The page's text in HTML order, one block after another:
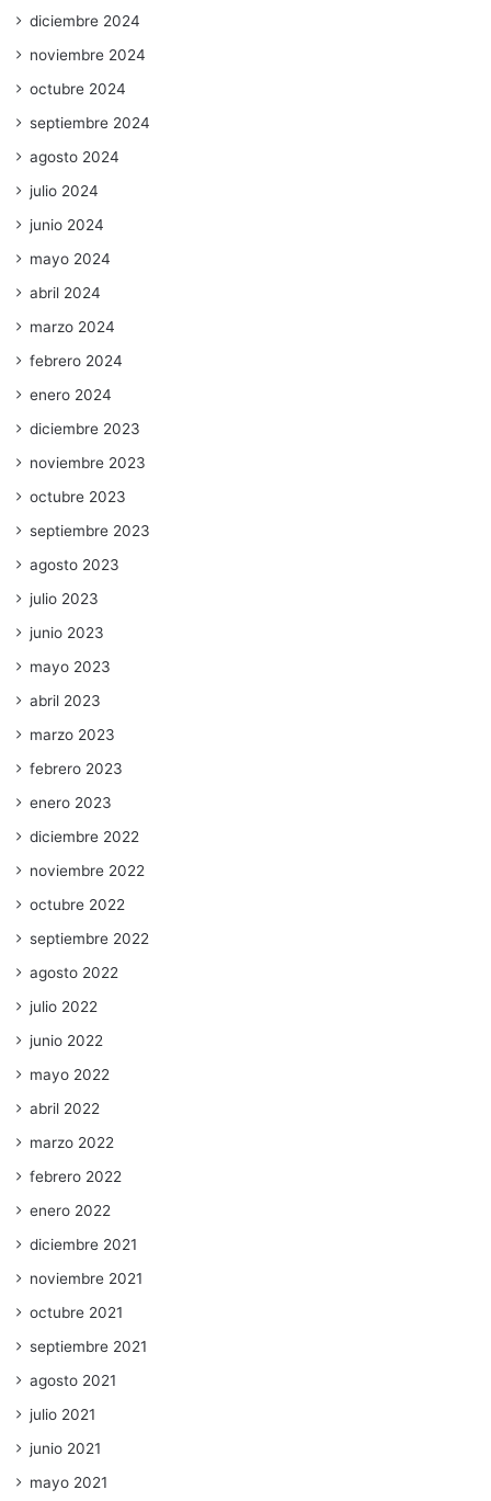
diciembre 2024
noviembre 2024
octubre 2024
septiembre 2024
agosto 2024
julio 2024
junio 2024
mayo 2024
abril 2024
marzo 2024
febrero 2024
enero 2024
diciembre 2023
noviembre 2023
octubre 2023
septiembre 2023
agosto 2023
julio 2023
junio 2023
mayo 2023
abril 2023
marzo 2023
febrero 2023
enero 2023
diciembre 2022
noviembre 2022
octubre 2022
septiembre 2022
agosto 2022
julio 2022
junio 2022
mayo 2022
abril 2022
marzo 2022
febrero 2022
enero 2022
diciembre 2021
noviembre 2021
octubre 2021
septiembre 2021
agosto 2021
julio 2021
junio 2021
mayo 2021